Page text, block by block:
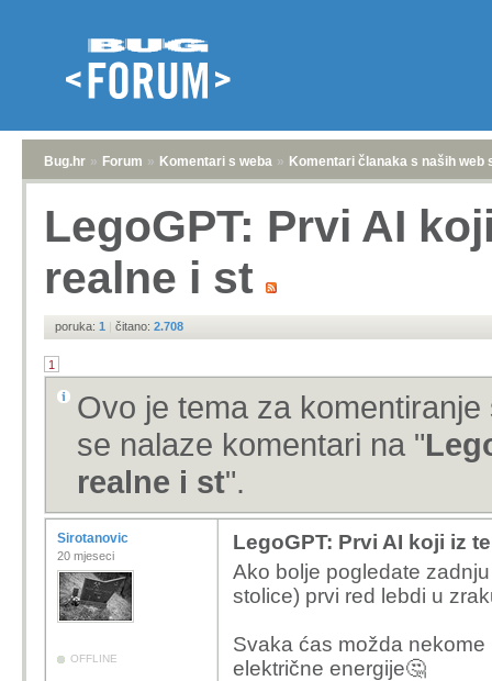
Bug.hr » Forum » Komentari s weba » Komentari članaka s naših web
LegoGPT: Prvi AI
realne i st
poruka: 1 | čitano: 2.708
1
Ovo je tema za
se nalaze komentari na "
realne i st".
Sirotanovic
20 mjeseci
OFFLINE
LegoGPT: Prvi AI koji iz
Ako bolje pogledate
stolice) prvi red lebdi u
Svaka ćas možda
električne energije🤔